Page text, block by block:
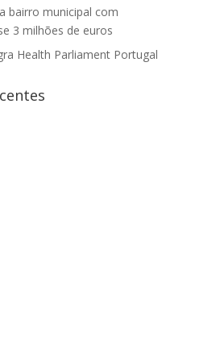
bairro municipal com
3 milhões de euros
Health Parliament Portugal